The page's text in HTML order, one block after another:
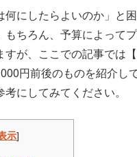
何にしたらよいのか」と
もちろん、予算によって
が、ここでの記事では【
円前後のものを紹介し
にしてみてください。
示]